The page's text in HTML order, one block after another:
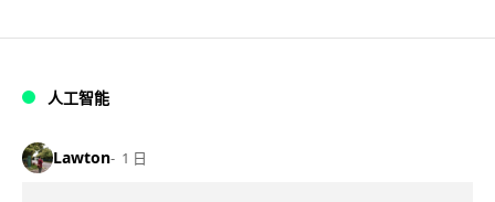
人工智能
Lawton 1 日